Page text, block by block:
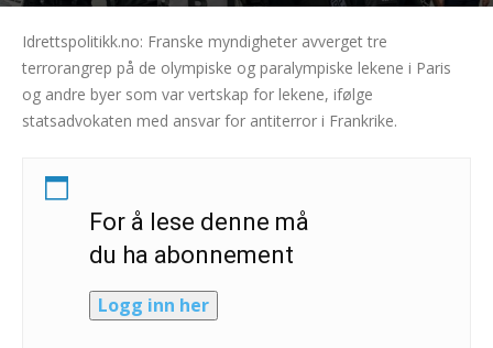
Idrettspolitikk.no: Franske myndigheter avverget tre
terrorangrep på de olympiske og paralympiske lekene i Paris
og andre byer som var vertskap for lekene, ifølge
statsadvokaten med ansvar for antiterror i Frankrike.
For å lese denne må
du ha abonnement
Logg inn her